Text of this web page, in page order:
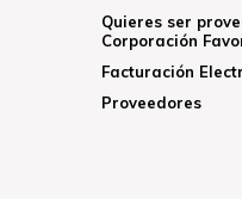
Quieres ser
Corporación
Facturación
Proveedores